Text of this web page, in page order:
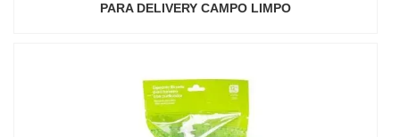
PARA DELIVERY CAMPO LIMPO